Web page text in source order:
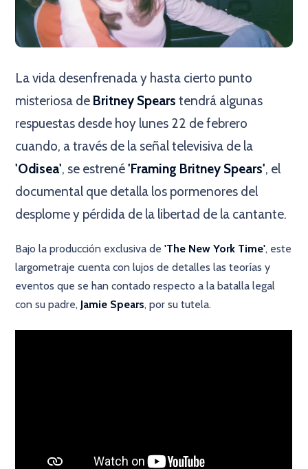
La vida desenfrenada y hasta cierto punto
misteriosa de Britney Spears tendrá algunas
respuestas desde hoy lunes 22 de febrero
cuando, a través de la señal televisiva de la
'Odisea', se estrené'Framing Britney Spears', el
documental que detalla los pormenores del
desplome y pérdida de la libertad de la cantante.
Bajo la producción exclusiva de'The New York Time', este
largometraje cuenta con lujos de detalles las teorías y
eventos que se han contado respecto a la batalla legal
con su padre, Jamie Spears, por su tutela.